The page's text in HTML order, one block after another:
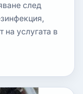
след
на услугата в